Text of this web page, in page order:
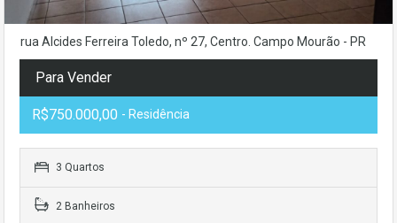
rua Alcides Ferreira Toledo, nº 27, Centro. Campo Mourão - PR
Para Vender
R$750.000,00 - Residência
3 Quartos
2 Banheiros